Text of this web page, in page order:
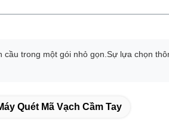
trong một gói nhỏ gọn.Sự lựa chọn
Quét Mã Vạch Cầm Tay